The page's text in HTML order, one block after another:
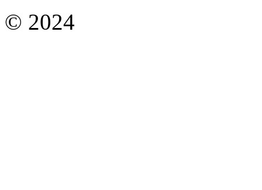
© 2024